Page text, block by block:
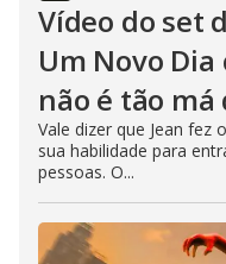
Vídeo do set
Um Novo
não é tão
Vale dizer que Jean fez
sua habilidade para
pessoas. O...